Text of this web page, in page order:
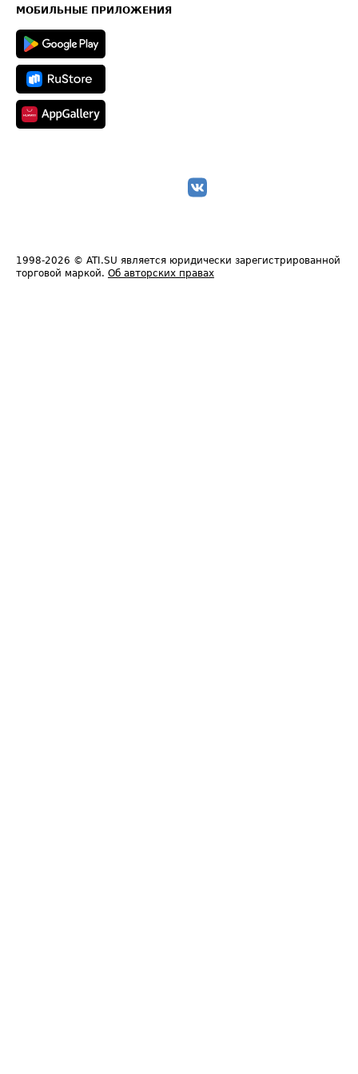
Техническая информация
МОБИЛЬНЫЕ ПРИЛОЖЕНИЯ
1998-2026 © ATI.SU является юридически зарегистрированной
торговой маркой. Об авторских правах